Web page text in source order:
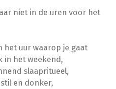
niet in de uren voor het
het uur waarop je gaat
in het weekend,
slaapritueel,
en donker,